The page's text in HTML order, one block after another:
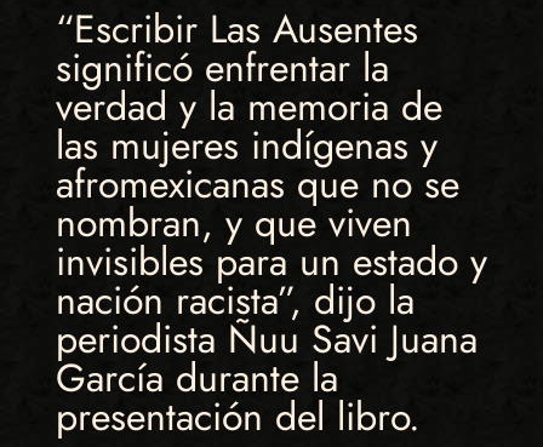
“Escribir Las Ausentes
significó enfrentar la
verdad y la memoria de
las mujeres indígenas y
afromexicanas que no se
nombran, y que viven
invisibles para un estado y
nación racista”, dijo la
periodista Ñuu Savi Juana
García durante la
presentación del libro.